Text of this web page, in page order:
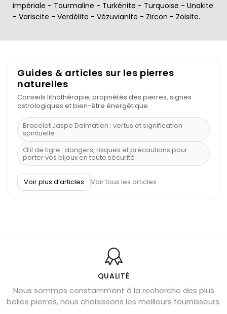
impériale - Tourmaline - Turkénite - Turquoise - Unakite
- Variscite - Verdélite - Vézuvianite - Zircon - Zoisite.
Guides & articles sur les pierres
naturelles
Conseils lithothérapie, propriétés des pierres, signes
astrologiques et bien-être énergétique.
Bracelet Jaspe Dalmatien : vertus et signification
spirituelle
Œil de tigre : dangers, risques et précautions pour
porter vos bijoux en toute sécurité
À quel poignet porter un bracelet de pierre
Découvrez le scorpion et ses pierres
Bienfaits de la sélénite – pierre des anges
L’améthyste est-elle faite pour moi ?
Chrysocolle : pierre apaisante
Obsidienne dorée : vertus et signification
Voir plus d’articles Voir tous les articles
QUALITÉ
Nous sommes constamment à la recherche des plus
belles pierres, nous choisissons les meilleurs fournisseurs.